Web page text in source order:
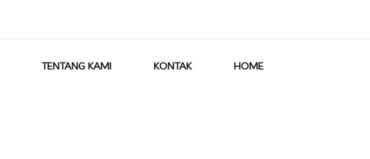
TENTANG KAMI KONTAK HOME